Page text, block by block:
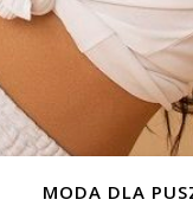
MODA DLA